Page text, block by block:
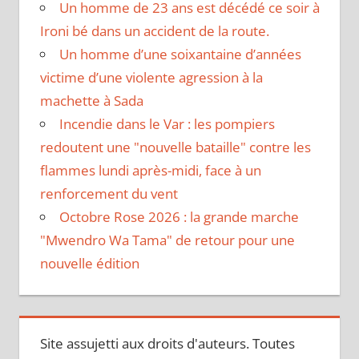
Un homme de 23 ans est décédé ce soir à
Ironi bé dans un accident de la route.
Un homme d’une soixantaine d’années
victime d’une violente agression à la
machette à Sada
Incendie dans le Var : les pompiers
redoutent une "nouvelle bataille" contre les
flammes lundi après-midi, face à un
renforcement du vent
Octobre Rose 2026 : la grande marche
"Mwendro Wa Tama" de retour pour une
nouvelle édition
Site assujetti aux droits d'auteurs. Toutes